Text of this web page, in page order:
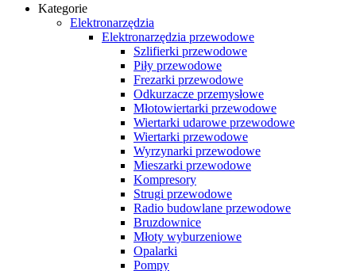
Kategorie
Elektronarzędzia
Elektronarzędzia przewodowe
Szlifierki przewodowe
Piły przewodowe
Frezarki przewodowe
Odkurzacze przemysłowe
Młotowiertarki przewodowe
Wiertarki udarowe przewodowe
Wiertarki przewodowe
Wyrzynarki przewodowe
Mieszarki przewodowe
Kompresory
Strugi przewodowe
Radio budowlane przewodowe
Bruzdownice
Młoty wyburzeniowe
Opalarki
Pompy